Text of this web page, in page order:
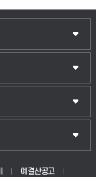
예결산공고